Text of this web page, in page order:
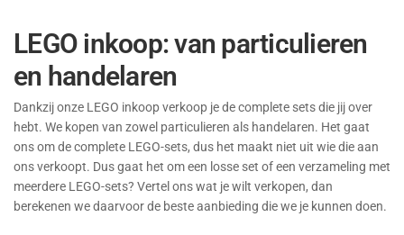
LEGO inkoop: van particulieren
en handelaren
Dankzij onze LEGO inkoop verkoop je de complete sets die jij over
hebt. We kopen van zowel particulieren als handelaren. Het gaat
ons om de complete LEGO-sets, dus het maakt niet uit wie die aan
ons verkoopt. Dus gaat het om een losse set of een verzameling met
meerdere LEGO-sets? Vertel ons wat je wilt verkopen, dan
berekenen we daarvoor de beste aanbieding die we je kunnen doen.